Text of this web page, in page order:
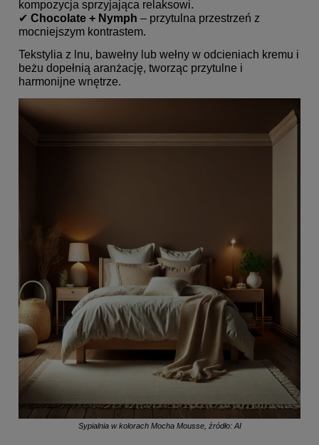
kompozycja sprzyjająca relaksowi.
✔ Chocolate + Nymph – przytulna przestrzeń z
mocniejszym kontrastem.
Tekstylia z lnu, bawełny lub wełny w odcieniach kremu i
beżu dopełnią aranżację, tworząc przytulne i
harmonijne wnętrze.
Sypialnia w kolorach Mocha Mousse, źródło: AI